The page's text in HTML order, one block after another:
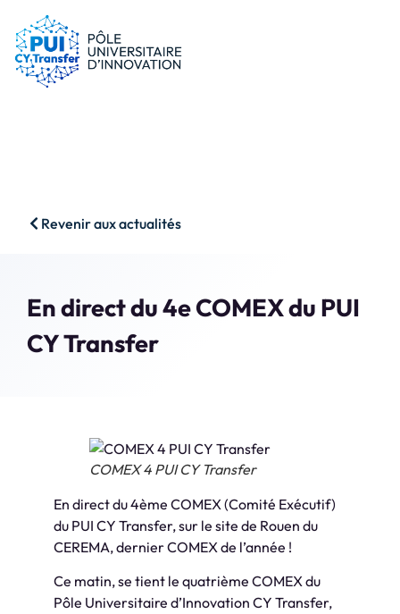
Revenir aux actualités
En direct du 4e COMEX du PUI
CY Transfer
COMEX 4 PUI CY Transfer
En direct du 4ème COMEX (Comité Exécutif)
du PUI CY Transfer, sur le site de Rouen du
CEREMA, dernier COMEX de l’année !
Ce matin, se tient le quatrième COMEX du
Pôle Universitaire d’Innovation CY Transfer,